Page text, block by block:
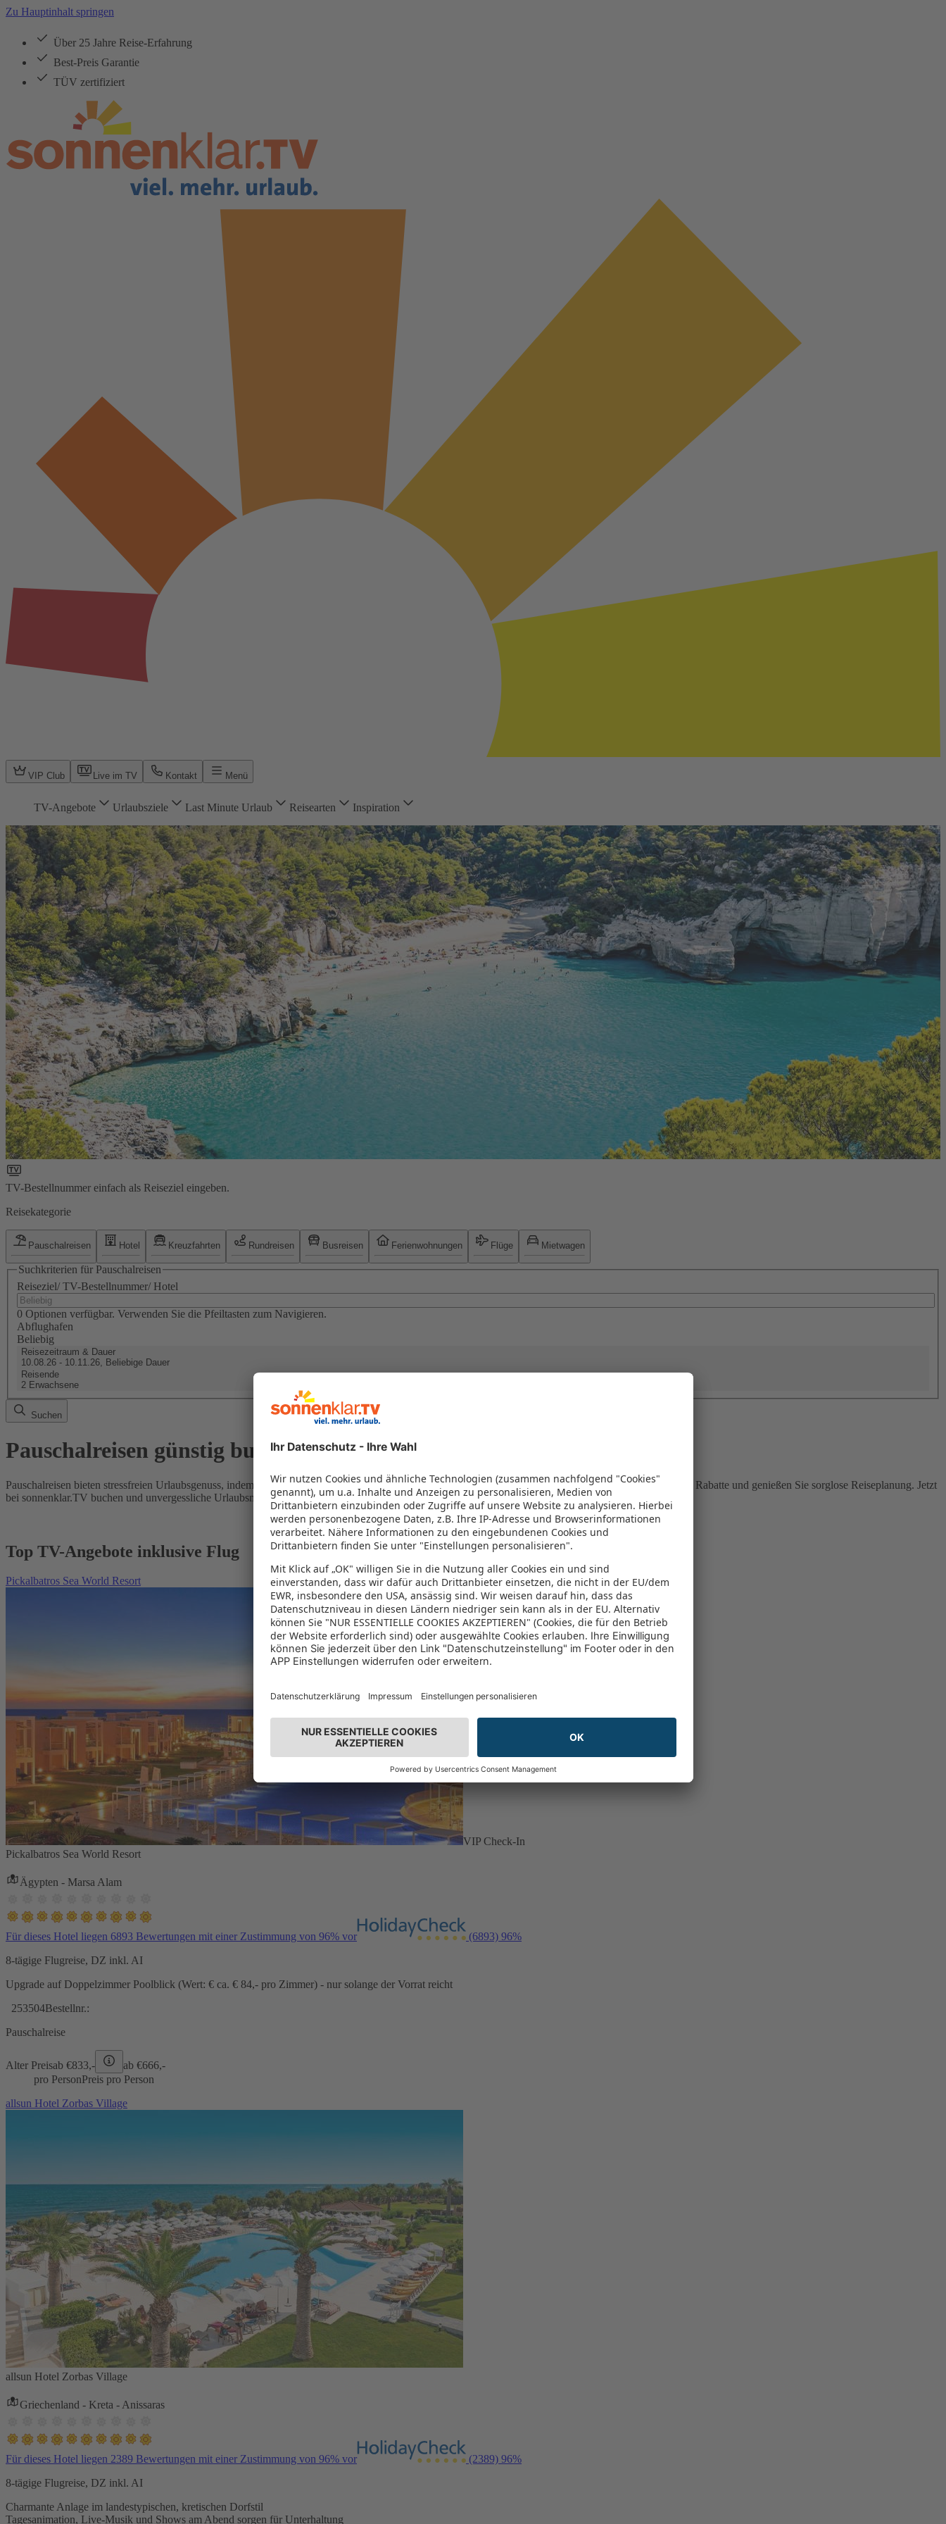
Zu Hauptinhalt springen
Über 25 Jahre Reise-Erfahrung
Best-Preis Garantie
TÜV zertifiziert
VIP Club Live im TV Kontakt Menü
TV-Angebote Urlaubsziele Last Minute Urlaub Reisearten Inspiration
TV-Bestellnummer einfach als Reiseziel eingeben.
Reisekategorie
Pauschalreisen Hotel Kreuzfahrten Rundreisen Busreisen Ferienwohnungen Flüge Mietwagen
Suchkriterien für Pauschalreisen
Reiseziel/ TV-Bestellnummer/ Hotel
0 Optionen verfügbar. Verwenden Sie die Pfeiltasten zum Navigieren.
Abflughafen
Beliebig
Reisezeitraum & Dauer
10.08.26 - 10.11.26, Beliebige Dauer
Reisende
2 Erwachsene
Suchen
Pauschalreisen günstig buchen
Pauschalreisen bieten stressfreien Urlaubsgenuss, indem Flug und Hotel in einem Paket kombiniert werden – das spart Zeit und Geld. Nutzen Sie attraktive Rabatte und genießen Sie sorglose Reiseplanung. Jetzt
bei sonnenklar.TV buchen und unvergessliche Urlaubsmomente erleben!
Top TV-Angebote inklusive Flug
Pickalbatros Sea World Resort
VIP Check-In
Pickalbatros Sea World Resort
Ägypten - Marsa Alam
Für dieses Hotel liegen 6893 Bewertungen mit einer Zustimmung von 96% vor (6893) 96%
8-tägige Flugreise, DZ inkl. AI
Upgrade auf Doppelzimmer Poolblick (Wert: € ca. € 84,- pro Zimmer) - nur solange der Vorrat reicht
253504Bestellnr.:
Pauschalreise
Alter Preisab €833,- ab €666,-
pro PersonPreis pro Person
allsun Hotel Zorbas Village
allsun Hotel Zorbas Village
Griechenland - Kreta - Anissaras
Für dieses Hotel liegen 2389 Bewertungen mit einer Zustimmung von 96% vor (2389) 96%
8-tägige Flugreise, DZ inkl. AI
Charmante Anlage im landestypischen, kretischen Dorfstil
Tagesanimation, Live-Musik und Shows am Abend sorgen für Unterhaltung